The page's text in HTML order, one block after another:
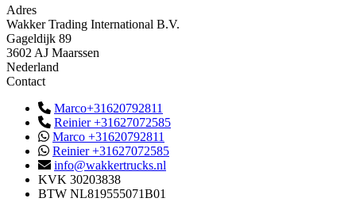
Adres
Wakker Trading International B.V.
Gageldijk 89
3602 AJ Maarssen
Nederland
Contact
Marco+31620792811
Reinier +31627072585
Marco +31620792811
Reinier +31627072585
info@wakkertrucks.nl
KVK 30203838
BTW NL819555071B01